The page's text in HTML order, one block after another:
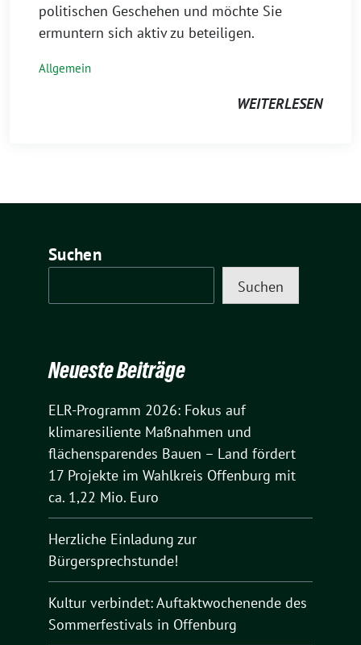
politischen Geschehen und möchte Sie
ermuntern sich aktiv zu beteiligen.
Allgemein
WEITERLESEN
Suchen
Suchen
Neueste Beiträge
ELR-Programm 2026: Fokus auf
klimaresiliente Maßnahmen und
flächensparendes Bauen – Land fördert
17 Projekte im Wahlkreis Offenburg mit
ca. 1,22 Mio. Euro
Herzliche Einladung zur
Bürgersprechstunde!
Kultur verbindet: Auftaktwochenende des
Sommerfestivals in Offenburg